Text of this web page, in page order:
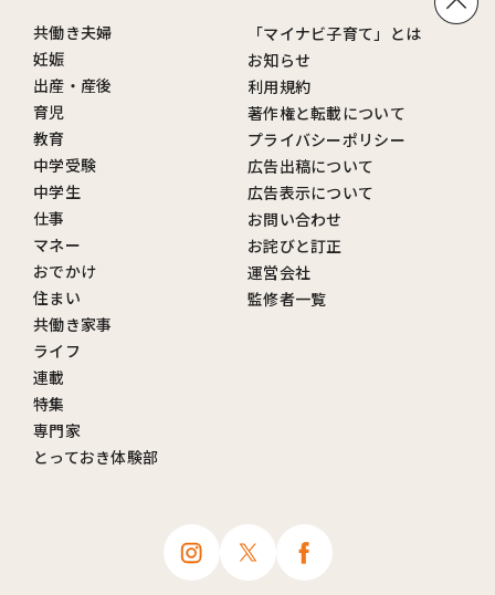
共働き夫婦
妊娠
出産・産後
育児
教育
中学受験
中学生
仕事
マネー
おでかけ
住まい
共働き家事
ライフ
連載
特集
専門家
とっておき体験部
「マイナビ子育て」とは
お知らせ
利用規約
著作権と転載について
プライバシーポリシー
広告出稿について
広告表示について
お問い合わせ
お詫びと訂正
運営会社
監修者一覧